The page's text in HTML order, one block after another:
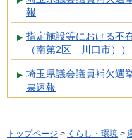
報
指定施設等における不
（南第2区 川口市））
埼玉県議会議員補欠選
票速報
トップページ > くらし・環境 >